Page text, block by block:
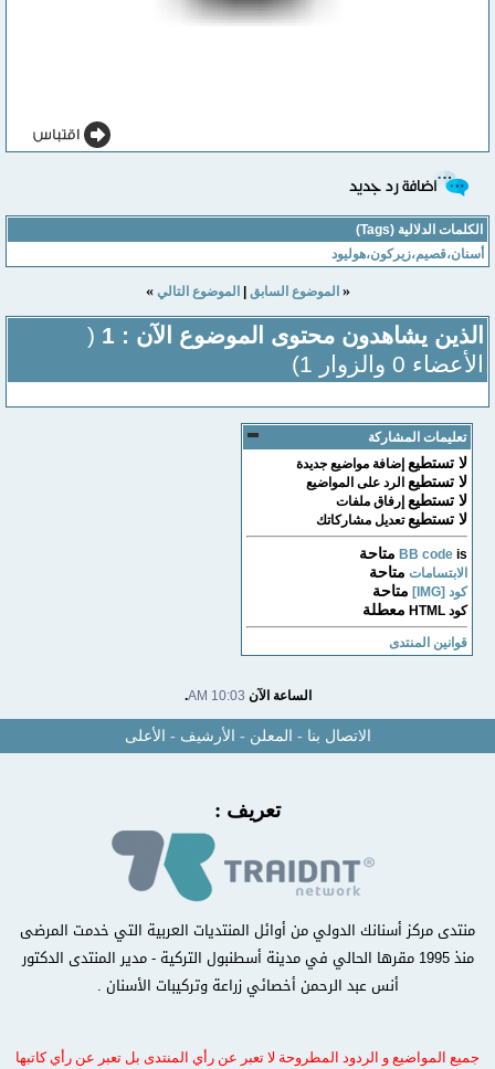
الكلمات الدلالية (Tags)
أسنان،قصيم،زيركون،هوليود
« الموضوع السابق| الموضوع التالي »
الذين يشاهدون محتوى الموضوع الآن : 1
(
الأعضاء 0 والزوار 1)
تعليمات المشاركة
لا تستطيعإضافة مواضيع جديدة
لا تستطيعالرد على المواضيع
لا تستطيعإرفاق ملفات
لا تستطيعتعديل مشاركاتك
BB codeis متاحة
الابتسامات متاحة
كود [IMG] متاحة
كود HTML معطلة
قوانين المنتدى
الساعة الآن10:03 AM
.
الاتصال بنا-المعلن-الأرشيف-الأعلى
تعريف :
منتدى مركز أسنانك الدولي من أوائل المنتديات العربية التي خدمت المرضى
منذ 1995 مقرها الحالي في مدينة أسطنبول التركية - مدير المنتدى الدكتور
أنس عبد الرحمن أخصائي زراعة وتركيبات الأسنان .
جميع المواضيع و الردود المطروحة لا تعبر عن رأي المنتدى بل تعبر عن رأي كاتبها